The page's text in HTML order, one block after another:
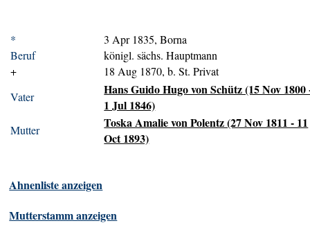
*
3 Apr 1835, Borna
Beruf
königl. sächs. Hauptmann
+
18 Aug 1870, b. St. Privat
Vater
Hans Guido Hugo von Schütz (15 Nov 1800
1 Jul 1846)
Mutter
Toska Amalie von Polentz (27 Nov 1811 - 11
Oct 1893)
Ahnenliste anzeigen
Mutterstamm anzeigen